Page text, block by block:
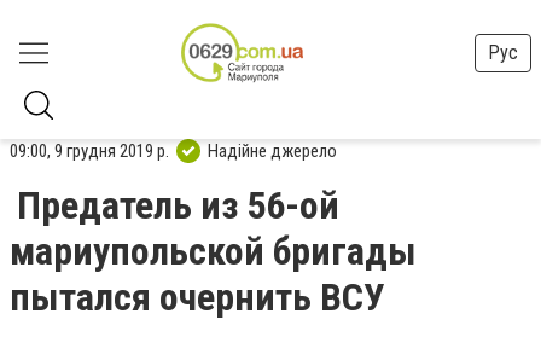
Рус
09:00, 9 грудня 2019 р. Надійне джерело
Предатель из 56-ой
мариупольской бригады
пытался очернить ВСУ